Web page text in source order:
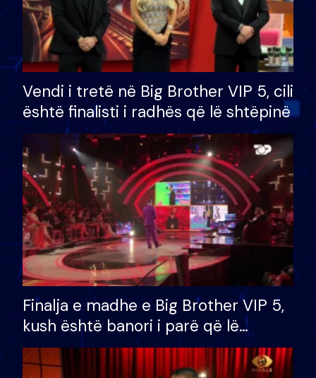
Vendi i tretë në Big Brother VIP 5, cili
është finalisti i radhës që lë shtëpinë
Finalja e madhe e Big Brother VIP 5,
kush është banori i parë që lë
shtëpinë dhe humb mundësinë për
të fituar çmimin e madh